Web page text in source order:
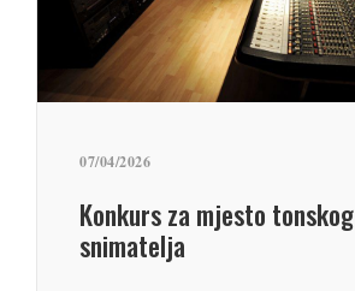
07/04/2026
Konkurs za mjesto tonskog
snimatelja